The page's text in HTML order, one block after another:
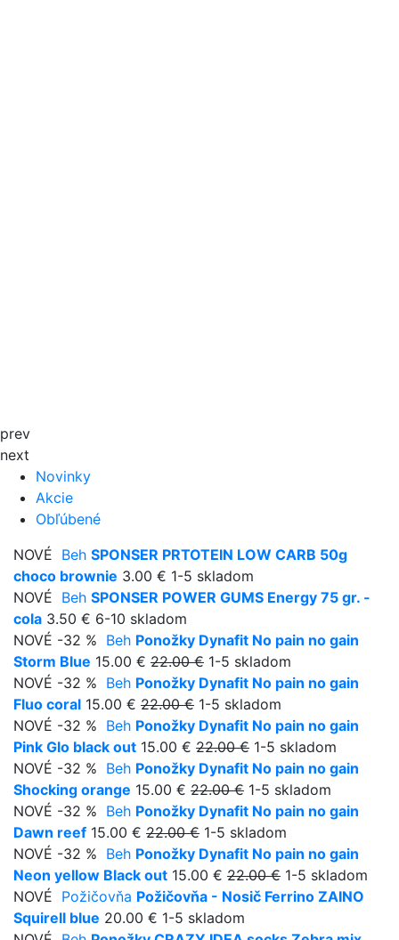
prev
next
Novinky
Akcie
Obľúbené
NOVÉ Beh SPONSER PRTOTEIN LOW CARB 50g
choco brownie 3.00 € 1-5 skladom
NOVÉ Beh SPONSER POWER GUMS Energy 75 gr. -
cola 3.50 € 6-10 skladom
NOVÉ -32 % Beh Ponožky Dynafit No pain no gain
Storm Blue 15.00 € 22.00 € 1-5 skladom
NOVÉ -32 % Beh Ponožky Dynafit No pain no gain
Fluo coral 15.00 € 22.00 € 1-5 skladom
NOVÉ -32 % Beh Ponožky Dynafit No pain no gain
Pink Glo black out 15.00 € 22.00 € 1-5 skladom
NOVÉ -32 % Beh Ponožky Dynafit No pain no gain
Shocking orange 15.00 € 22.00 € 1-5 skladom
NOVÉ -32 % Beh Ponožky Dynafit No pain no gain
Dawn reef 15.00 € 22.00 € 1-5 skladom
NOVÉ -32 % Beh Ponožky Dynafit No pain no gain
Neon yellow Black out 15.00 € 22.00 € 1-5 skladom
NOVÉ Požičovňa Požičovňa - Nosič Ferrino ZAINO
Squirell blue 20.00 € 1-5 skladom